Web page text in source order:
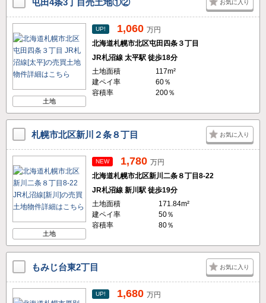
お気に入り
土地
UP! 1,060 万円
北海道札幌市北区屯田四条３丁目
JR札沼線 太平駅 徒歩18分
土地面積
117m²
建ペイ率
60％
容積率
200％
札幌市北区新川２条８丁目 お気に入り
土地
NEW 1,780 万円
北海道札幌市北区新川二条８丁目8-22
JR札沼線 新川駅 徒歩19分
土地面積
171.84m²
建ペイ率
50％
容積率
80％
もみじ台東2丁目 お気に入り
UP! 1,680 万円